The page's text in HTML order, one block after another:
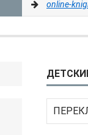
online-